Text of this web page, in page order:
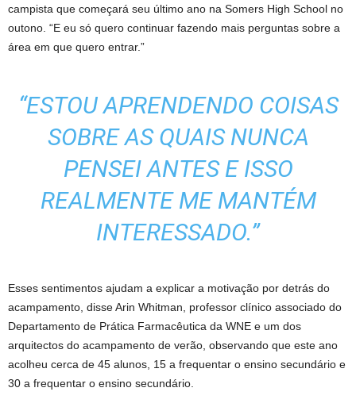
campista que começará seu último ano na Somers High School no
outono. “E eu só quero continuar fazendo mais perguntas sobre a
área em que quero entrar.”
“ESTOU APRENDENDO COISAS
SOBRE AS QUAIS NUNCA
PENSEI ANTES E ISSO
REALMENTE ME MANTÉM
INTERESSADO.”
Esses sentimentos ajudam a explicar a motivação por detrás do
acampamento, disse Arin Whitman, professor clínico associado do
Departamento de Prática Farmacêutica da WNE e um dos
arquitectos do acampamento de verão, observando que este ano
acolheu cerca de 45 alunos, 15 a frequentar o ensino secundário e
30 a frequentar o ensino secundário.